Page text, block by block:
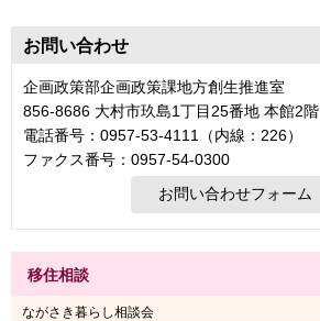
お問い合わせ
企画政策部企画政策課地方創生推進室
856-8686 大村市玖島1丁目25番地 本館2階
電話番号：0957-53-4111（内線：226）
ファクス番号：0957-54-0300
移住相談
ながさき暮らし相談会